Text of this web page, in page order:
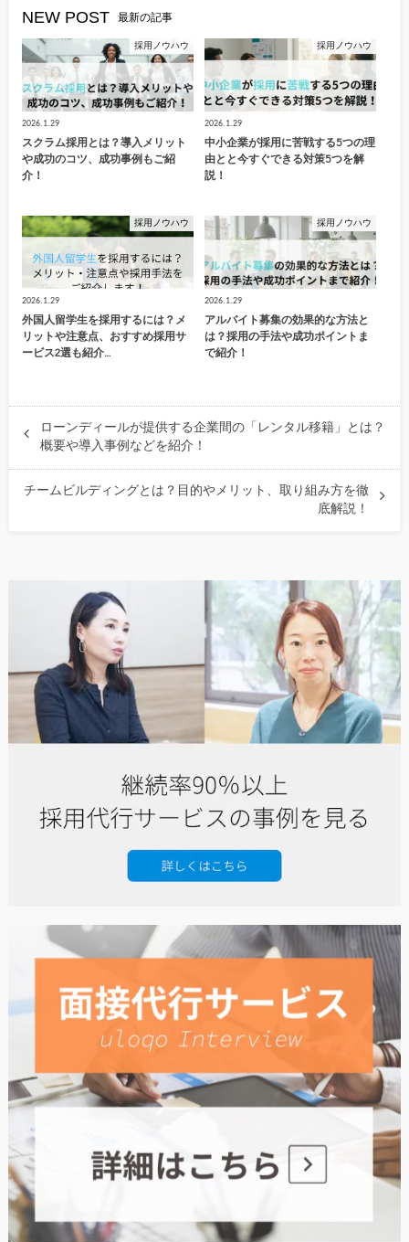
NEW POST 最新の記事
採用ノウハウ
2026.1.29
スクラム採用とは？導入メリット
や成功のコツ、成功事例もご紹
介！
採用ノウハウ
2026.1.29
中小企業が採用に苦戦する5つの理
由とと今すぐできる対策5つを解
説！
採用ノウハウ
2026.1.29
外国人留学生を採用するには？メ
リットや注意点、おすすめ採用サ
ービス2選も紹介…
採用ノウハウ
2026.1.29
アルバイト募集の効果的な方法と
は？採用の手法や成功ポイントま
で紹介！
ローンディールが提供する企業間の「レンタル移籍」とは？
概要や導入事例などを紹介！
チームビルディングとは？目的やメリット、取り組み方を徹
底解説！